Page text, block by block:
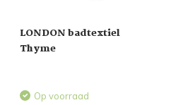
LONDON badtextiel
Thyme
Op voorraad